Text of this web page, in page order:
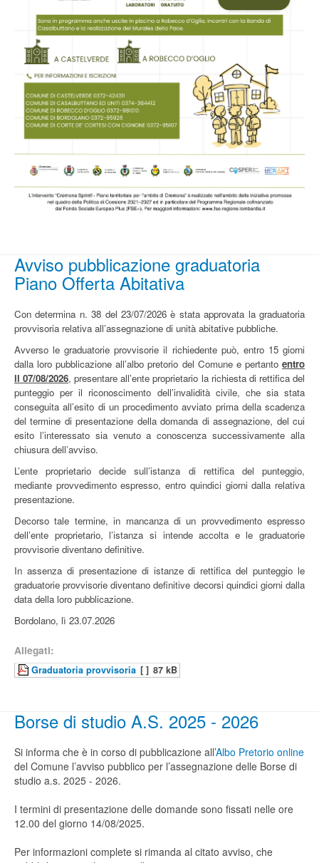
Avviso pubblicazione graduatoria
Piano Offerta Abitativa
Con determina n. 38 del 23/07/2026 è stata approvata la graduatoria
provvisoria relativa all’assegnazione di unità abitative pubbliche.
Avverso le graduatorie provvisorie il richiedente può, entro 15 giorni
dalla loro pubblicazione all’albo pretorio del Comune e pertanto entro
il 07/08/2026, presentare all’ente proprietario la richiesta di rettifica del
punteggio per il riconoscimento dell’invalidità civile, che sia stata
conseguita all’esito di un procedimento avviato prima della scadenza
del termine di presentazione della domanda di assegnazione, del cui
esito l’interessato sia venuto a conoscenza successivamente alla
chiusura dell’avviso.
L’ente proprietario decide sull’istanza di rettifica del punteggio,
mediante provvedimento espresso, entro quindici giorni dalla relativa
presentazione.
Decorso tale termine, in mancanza di un provvedimento espresso
dell’ente proprietario, l’istanza si intende accolta e le graduatorie
provvisorie diventano definitive.
In assenza di presentazione di istanze di rettifica del punteggio le
graduatorie provvisorie diventano definitive decorsi quindici giorni dalla
data della loro pubblicazione.
Bordolano, lì 23.07.2026
Allegati:
Graduatoria provvisoria [ ] 87 kB
Borse di studio A.S. 2025 - 2026
Si informa che è in corso di pubblicazione all’Albo Pretorio online
del Comune l’avviso pubblico per l’assegnazione delle Borse di
studio a.s. 2025 - 2026.
I termini di presentazione delle domande sono fissati nelle ore
12.00 del giorno 14/08/2025.
Per informazioni complete si rimanda al citato avviso, che